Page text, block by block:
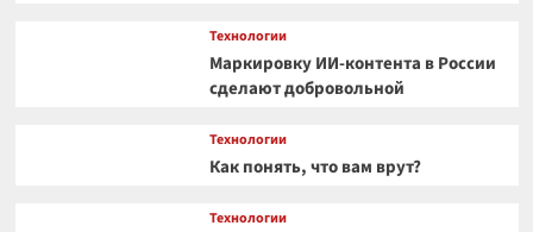
Технологии
Маркировку ИИ-контента в России
сделают добровольной
Технологии
Как понять, что вам врут?
Технологии